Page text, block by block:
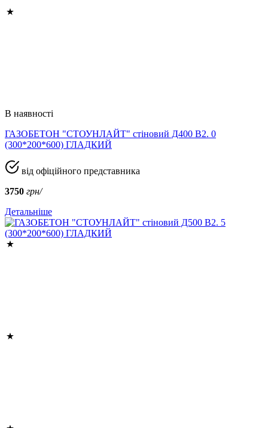
В наявності
ГАЗОБЕТОН "СТОУНЛАЙТ" стіновий Д400 В2. 0
(300*200*600) ГЛАДКИЙ
від офіційного представника
3750 грн/
Детальніше